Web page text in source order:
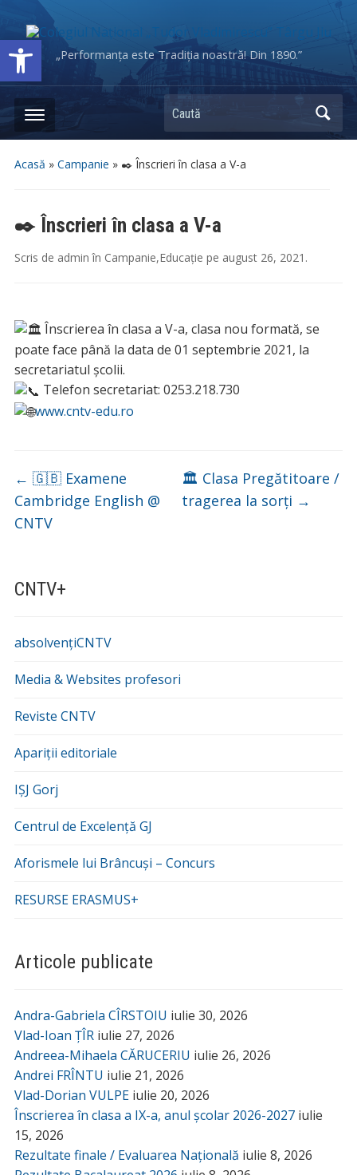
Deschide bara de unelte„Performanța este Tradiția noastră! Din 1890.”
Caută
Acasă » Campanie » ✒️ Înscrieri în clasa a V-a
CNTV+
absolvențiCNTV
Media & Websites profesori
Reviste CNTV
Apariții editoriale
IȘJ Gorj
Centrul de Excelență GJ
Aforismele lui Brâncuși – Concurs
RESURSE ERASMUS+
Articole publicate
Andra-Gabriela CÎRSTOIU iulie 30, 2026
Vlad-Ioan ȚÎR iulie 27, 2026
Andreea-Mihaela CĂRUCERIU iulie 26, 2026
Andrei FRÎNTU iulie 21, 2026
Vlad-Dorian VULPE iulie 20, 2026
Înscrierea în clasa a IX-a, anul școlar 2026-2027 iulie
15, 2026
Rezultate finale / Evaluarea Națională iulie 8, 2026
✒️ Înscrieri în clasa a V-a
Scris de admin în Campanie,Educație pe august 26, 2021 .
Înscrierea în clasa a V-a, clasa nou formată, se
poate face până la data de 01 septembrie 2021, la
secretariatul școlii.
Telefon secretariat: 0253.218.730
www.cntv-edu.ro
← 🇬🇧 Examene
Cambridge English @
CNTV
🏛 Clasa Pregătitoare /
tragerea la sorți →